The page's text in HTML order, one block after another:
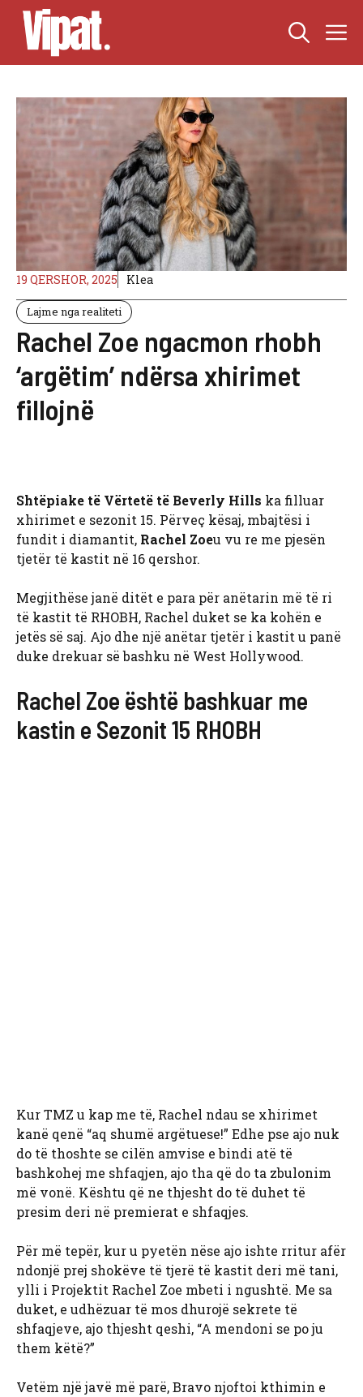
Skip
content
19 QERSHOR, 2025 Klea
Lajme nga realiteti
Rachel Zoe ngacmon rhobh
‘argëtim’ ndërsa xhirimet
fillojnë
Shtëpiake të Vërtetë të Beverly Hills ka filluar
xhirimet e sezonit 15. Përveç kësaj, mbajtësi i
fundit i diamantit, Rachel Zoeu vu re me pjesën
tjetër të kastit në 16 qershor.
Megjithëse janë ditët e para për anëtarin më të ri
të kastit të RHOBH, Rachel duket se ka kohën e
jetës së saj. Ajo dhe një anëtar tjetër i kastit u panë
duke drekuar së bashku në West Hollywood.
Rachel Zoe është bashkuar me
kastin e Sezonit 15 RHOBH
Kur TMZ u kap me të, Rachel ndau se xhirimet
kanë qenë “aq shumë argëtuese!” Edhe pse ajo nuk
do të thoshte se cilën amvise e bindi atë të
bashkohej me shfaqjen, ajo tha që do ta zbulonim
më vonë. Kështu që ne thjesht do të duhet të
presim deri në premierat e shfaqjes.
Për më tepër, kur u pyetën nëse ajo ishte rritur afër
ndonjë prej shokëve të tjerë të kastit deri më tani,
ylli i Projektit Rachel Zoe mbeti i ngushtë. Me sa
duket, e udhëzuar të mos dhurojë sekrete të
shfaqjeve, ajo thjesht qeshi, “A mendoni se po ju
them këtë?”
Vetëm një javë më parë, Bravo njoftoi kthimin e